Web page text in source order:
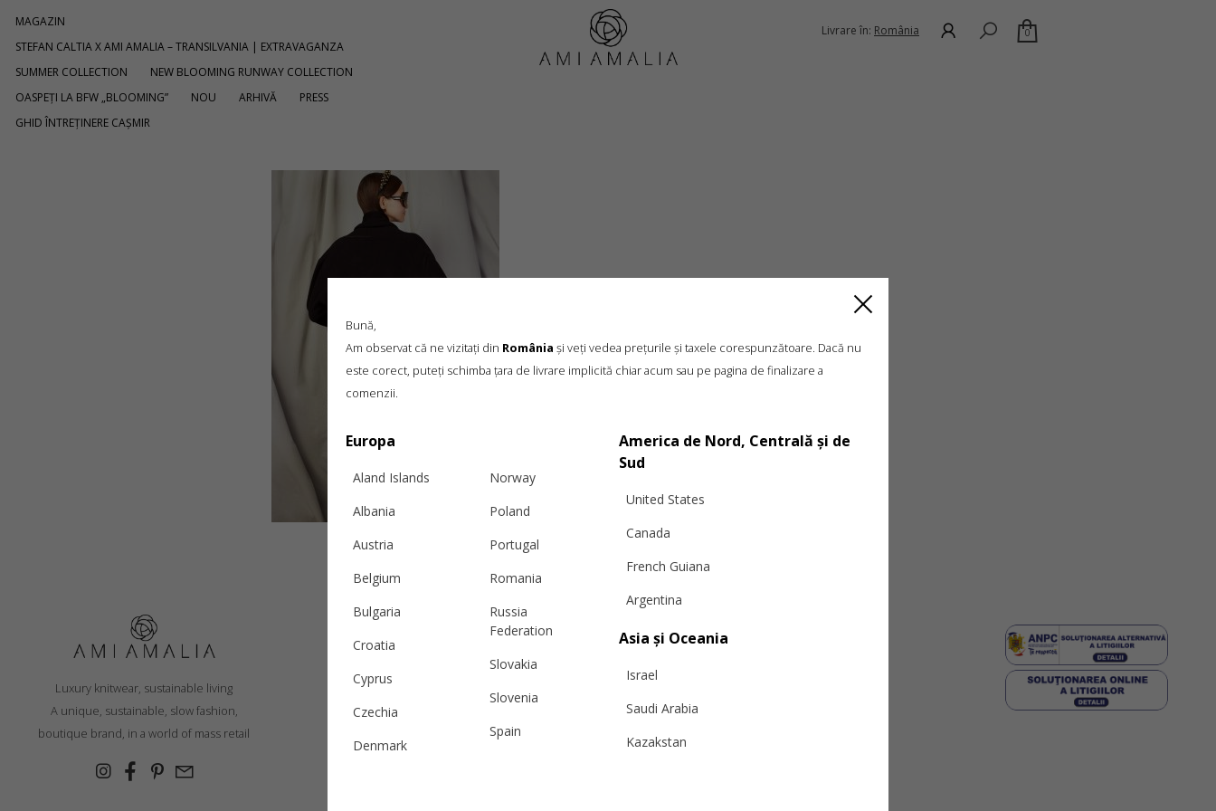
MAGAZIN
STEFAN CALTIA X AMI AMALIA – TRANSILVANIA | EXTRAVAGANZA
SUMMER COLLECTION
NEW BLOOMING RUNWAY COLLECTION
OASPEȚI LA BFW „BLOOMING”
NOU ARHIVĂ
PRESS
GHID ÎNTREȚINERE CAȘMIR
Livrare în: România 0
Luxury knitwear, sustainable living
A unique, sustainable, slow fashion,
boutique brand, in a world of mass retail
TERMENI ȘI CONDIȚII DE
UTILIZARE ȘI VÂNZARE
Bună,
Am observat că ne vizitați din România și veți vedea prețurile și taxele corespunzătoare. Dacă nu
este corect, puteți schimba țara de livrare implicită chiar acum sau pe pagina de finalizare a
comenzii.
Europa
Aland Islands
Albania
Austria
Belgium
Bulgaria
Croatia
Cyprus
Czechia
Denmark
Norway
Poland
Portugal
Romania
Russia
Federation
Slovakia
Slovenia
Spain
America de Nord, Centrală și de
Sud
United States
Canada
French Guiana
Argentina
Asia și Oceania
Israel
Saudi Arabia
Kazakstan